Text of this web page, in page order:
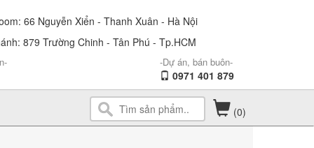
66 Nguyễn Xiển - Thanh Xuân - Hà Nội
879 Trường Chinh - Tân Phú - Tp.HCM
-Dự án, bán buôn-
0971 401 879
(0)